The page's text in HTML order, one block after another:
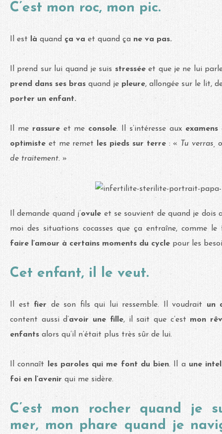
C’est mon roc, mon pic.
Il est là quand ça va et quand ça ne va pas.
Il prend sur lui quand je suis stresséeet que je ne lui
prend dans ses bras quand je pleure, allongée sur le lit,
porter un enfant.
Il me rassure et me console. Il s’intéresse aux examens
optimiste et me remet les pieds sur terre: «
Tu verras,
de traitement. »
Il demande quand j’ovule et se souvient de quand je dois
moi des situations cocasses que ça entraîne, comme
faire l’amour à certains moments du cycle pour les
Cet enfant, il le veut.
Il est fier de son fils qui lui ressemble. Il voudrait un
content aussi d’avoir une fille, il sait que c’est mon
enfants alors qu’il n’était plus très sûr de lui.
Il connaît les paroles qui me font du bien. Il a une
foi en l’avenir qui me sidère.
C’est mon rocher quand je
mer, mon phare quand je